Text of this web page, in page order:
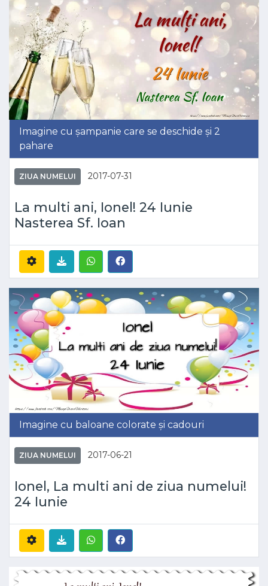
Imagine cu șampanie care se deschide și 2
pahare
ZIUA NUMELUI 2017-07-31
La multi ani, Ionel! 24 Iunie
Nasterea Sf. Ioan
Imagine cu baloane colorate și cadouri
ZIUA NUMELUI 2017-06-21
Ionel, La multi ani de ziua numelui!
24 Iunie